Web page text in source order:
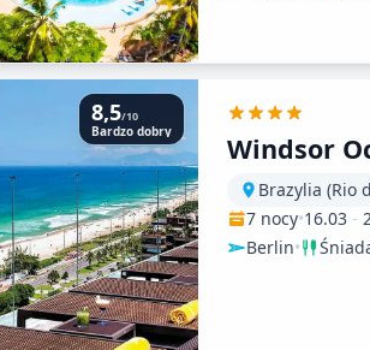
8,5/10
Bardzo dobry Windsor
Brazylia (Rio
7 nocy•16.03 -
Berlin•